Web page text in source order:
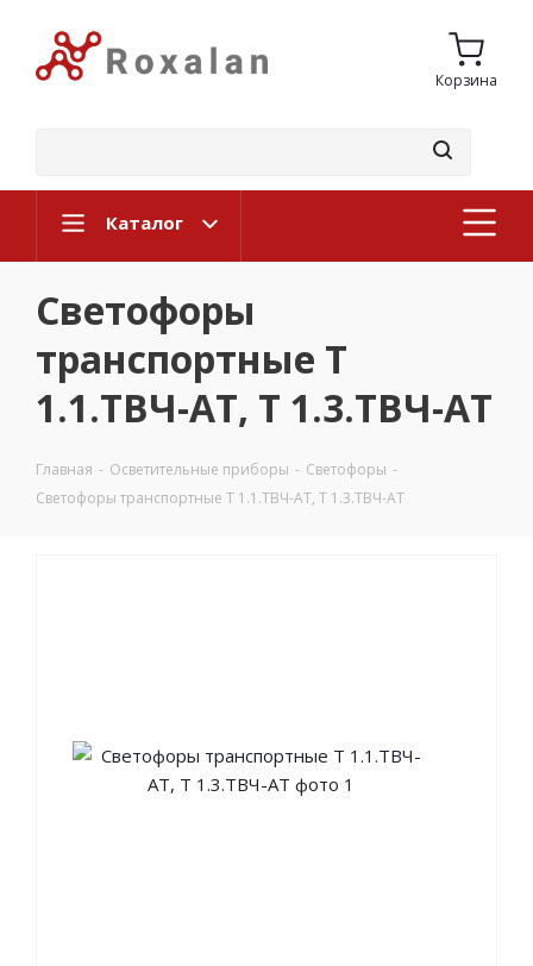
Корзина
Каталог
Светофоры
транспортные Т
1.1.ТВЧ-АТ, Т 1.3.ТВЧ-АТ
Главная - Осветительные приборы - Светофоры -
Светофоры транспортные Т 1.1.ТВЧ-АТ, Т 1.3.ТВЧ-АТ